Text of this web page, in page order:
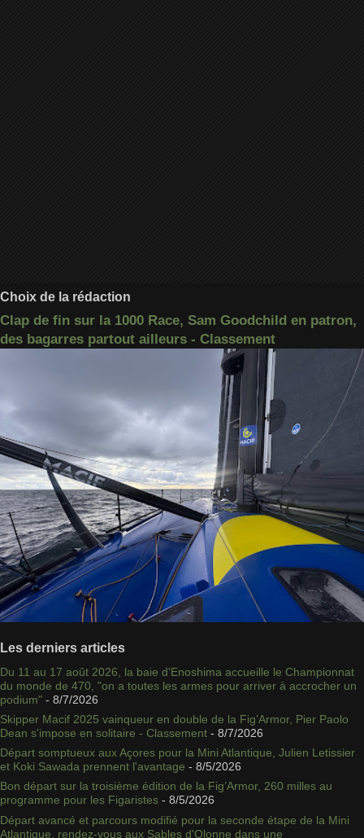
Choix de la rédaction
Clap de fin sur la 1000 Race, Sam Goodchild en patron,
des bagarres partout ailleurs - Classement
Les derniers articles
Du 11 au 17 août 2026, la baie d'Enoshima accueille le Championnat
du monde de 470, "on a toutes les armes pour arriver à accrocher un
podium" - 8/7/2026
Skipper Macif 2025 vainqueur en double de la Fig’Armor, Pier Paolo
Dean s'impose en solitaire - Classement - 8/7/2026
Départ somptueux aux Açores pour la Mini Atlantique, Julien Letissier
et Koki Sawada prennent l'avantage - 8/5/2026
Bon départ sur la troisième édition de la Fig’Armor, 260 milles au
programme pour les Figaristes - 8/5/2026
Départ avancé et parcours modifié pour la seconde étape de la Mini
Atlantique, rendez-vous aux Sables d'Olonne dans une